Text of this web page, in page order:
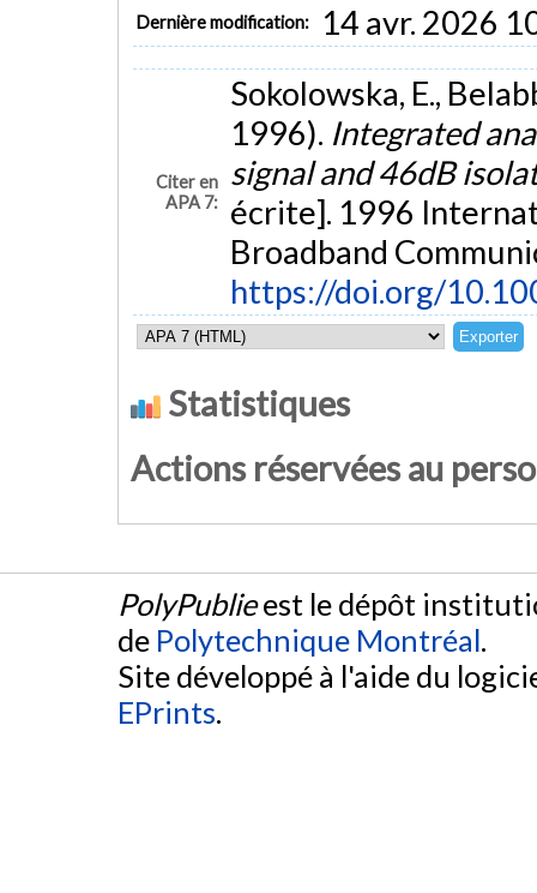
Dernière modification: 14 avr. 2026
Citer en
APA 7:
Sokolowska, E.,
1996). Integrated
signal and 46dB
écrite]. 1996
Broadband
https://doi.org/
Statistiques
Actions réservées au
PolyPublieest le dépôt
de Polytechnique Montréal.
Site développé à l'aide du
EPrints.